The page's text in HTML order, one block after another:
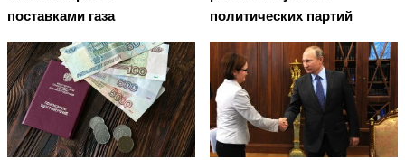
поставками газа
политических партий